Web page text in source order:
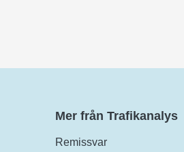
Mer från Trafikanalys
Remissvar